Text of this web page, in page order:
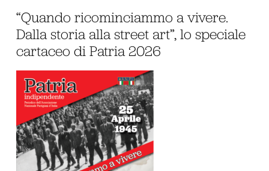
“Quando ricominciammo a vivere.
Dalla storia alla street art”, lo speciale
cartaceo di Patria 2026